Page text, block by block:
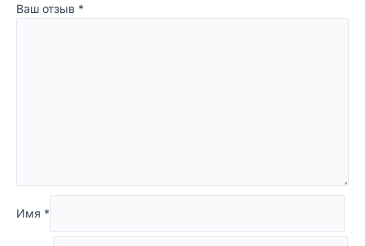
Ваш отзыв *
Имя *